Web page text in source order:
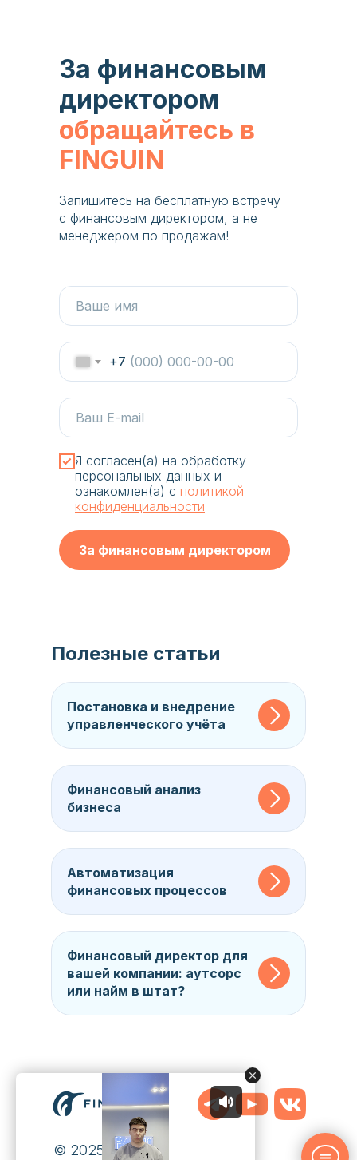
За финансовым
директором
обращайтесь в
FINGUIN
+7
Я согласен(а) на обработку
персональных данных и
ознакомлен(а) c политикой
конфиденциальности
За финансовым директором
Запишитесь на бесплатную встречу
с финансовым директором, а не
менеджером по продажам!
Полезные статьи
Постановка и внедрение
управленческого учёта
Финансовый анализ
бизнеса
Автоматизация
финансовых процессов
Финансовый директор для
вашей компании: аутсорс
или найм в штат?
© 2025 Finguin